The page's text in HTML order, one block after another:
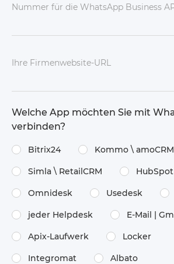
Nummer für die WhatsApp Business
Ihre Firmenwebsite-URL
Welche App möchten Sie mit
verbinden?
Bitrix24 Kommo \​ amoCRM
Simla \​ RetailCRM HubSpot
Omnidesk Usedesk
jeder Helpdesk E-Mail |
Apix-Laufwerk Locker
Integromat Albato